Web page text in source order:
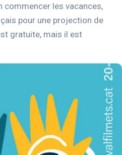
commencer les vacances,
pour une projection de
gratuite, mais il est